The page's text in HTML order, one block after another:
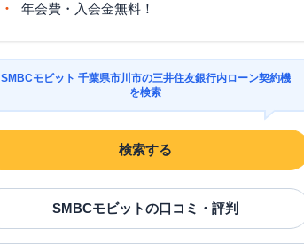
年会費・入会金無料！
SMBCモビット 千葉県市川市の三井住友銀行内ローン契約機
を検索
検索する
SMBCモビットの口コミ・評判